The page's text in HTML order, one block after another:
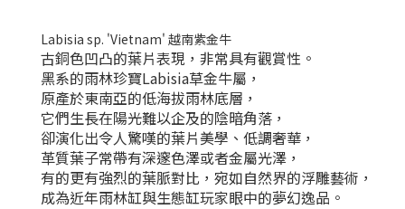
Labisia sp. 'Vietnam' 越南紫金牛
古銅色凹凸的葉片表現，非常具有觀賞性。
黑系的雨林珍寶Labisia草金牛屬，
原產於東南亞的低海拔雨林底層，
它們生長在陽光難以企及的陰暗角落，
卻演化出令人驚嘆的葉片美學、低調奢華，
革質葉子常帶有深邃色澤或者金屬光澤，
有的更有強烈的葉脈對比，宛如自然界的浮雕藝術，
成為近年雨林缸與生態缸玩家眼中的夢幻逸品。